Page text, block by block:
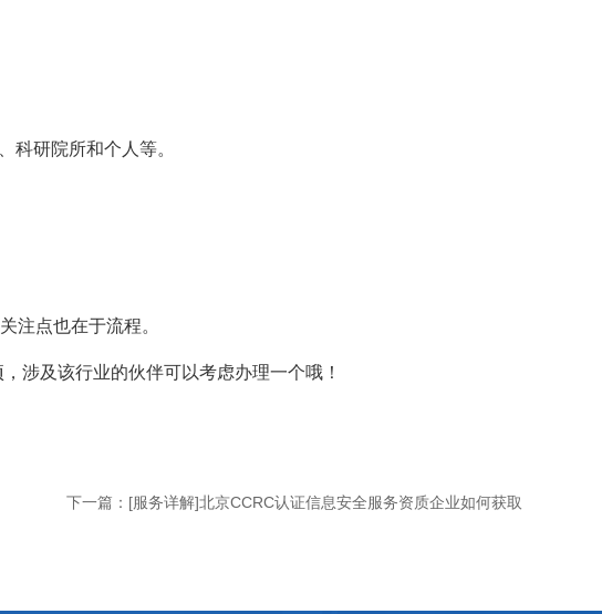
研院所和个人等。
注点也在于流程。
涉及该行业的伙伴可以考虑办理一个哦！
下一篇： [服务详解]北京CCRC认证信息安全服务资质企业如何获取